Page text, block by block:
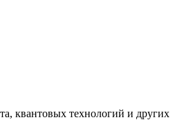
квантовых технологий и других